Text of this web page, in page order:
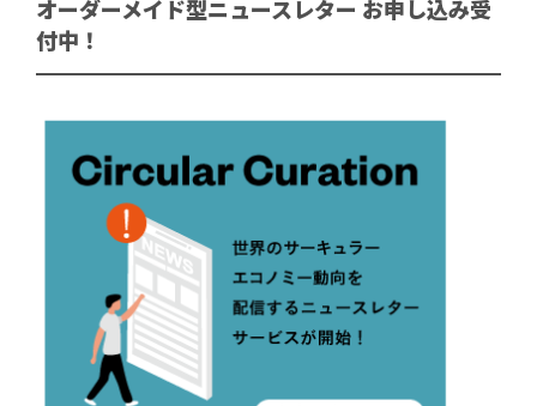
オーダーメイド型ニュースレター お申し込み受
付中！